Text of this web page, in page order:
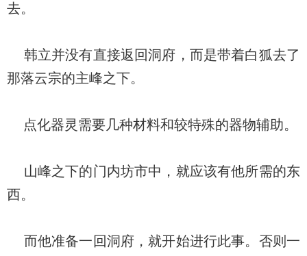
去。
韩立并没有直接返回洞府，而是带着白狐去了
那落云宗的主峰之下。
点化器灵需要几种材料和较特殊的器物辅助。
山峰之下的门内坊市中，就应该有他所需的东
西。
而他准备一回洞府，就开始进行此事。否则一